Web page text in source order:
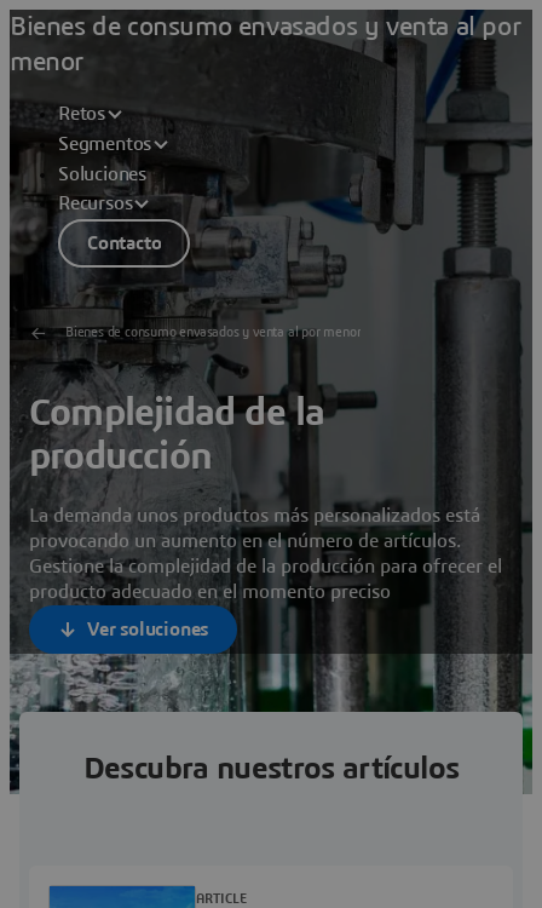
Bienes de consumo envasados y venta al por
menor
Retos
Segmentos
Soluciones
Recursos
Contacto
Bienes de consumo envasados y venta al por menor
Complejidad de la
producción
La demanda unos productos más personalizados está
provocando un aumento en el número de artículos.
Gestione la complejidad de la producción para ofrecer el
producto adecuado en el momento preciso
Ver soluciones
Descubra nuestros artículos
ARTICLE